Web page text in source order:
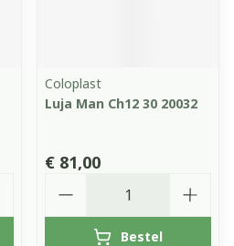
Coloplast
Luja Man Ch12 30 20032
€ 81,00
Bestel